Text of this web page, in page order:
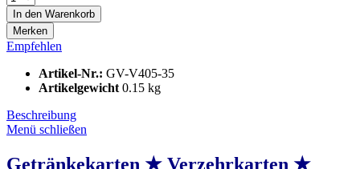
In den Warenkorb
Merken
Empfehlen
Artikel-Nr.: GV-V405-35
Artikelgewicht 0.15 kg
Beschreibung
Menü schließen
Getränkekarten ★ Verzehrkarten ★